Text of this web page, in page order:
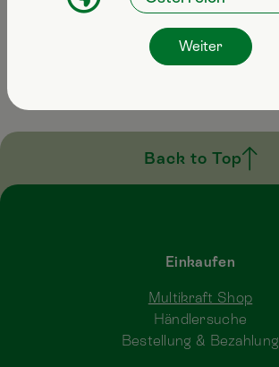
Mo-Fr: 8:00 – 17:00
Back to Top
Einkaufen
Multikraft Shop
Händlersuche
Bestellung & Bezahlung
Weiter